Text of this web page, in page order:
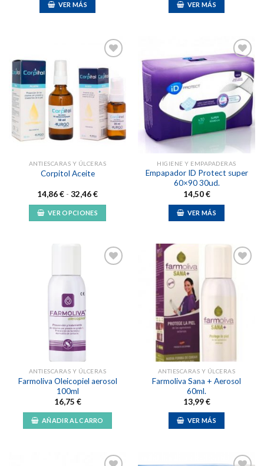
VER MÁS VER MÁS
Añadir
a la
lista de
deseos
ANTIESCARAS Y ÚLCERAS
Corpitol Aceite
14,86€ - 32,46€Rango
14,86 €
VER OPCIONES
variantes.
opciones
se
pueden
elegir
en
la
página
de
producto
Añadir
a la
lista de
deseos
HIGIENE Y EMPAPADERAS
Empapador ID Protect super
60×90 30ud.
14,50€
VER MÁS
ANTIESCARAS Y ÚLCERAS
Farmoliva Oleicopiel aerosol
100ml
16,75 €
AÑADIR AL CARRO
deseos
ANTIESCARAS Y ÚLCERAS
Farmoliva Sana + Aerosol
60ml.
13,99€
VER MÁS